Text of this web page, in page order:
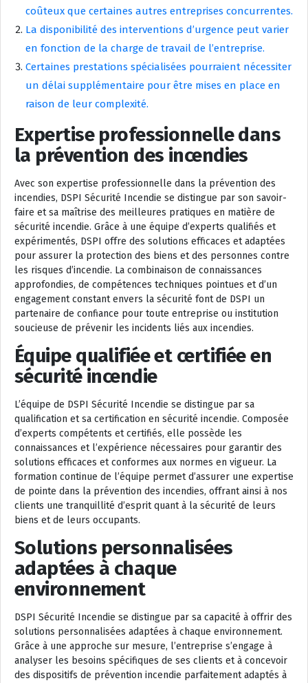
coûteux que certaines autres entreprises concurrentes.
La disponibilité des interventions d’urgence peut varier
en fonction de la charge de travail de l’entreprise.
Certaines prestations spécialisées pourraient nécessiter
un délai supplémentaire pour être mises en place en
raison de leur complexité.
Expertise professionnelle dans
la prévention des incendies
Avec son expertise professionnelle dans la prévention des
incendies, DSPI Sécurité Incendie se distingue par son savoir-
faire et sa maîtrise des meilleures pratiques en matière de
sécurité incendie. Grâce à une équipe d’experts qualifiés et
expérimentés, DSPI offre des solutions efficaces et adaptées
pour assurer la protection des biens et des personnes contre
les risques d’incendie. La combinaison de connaissances
approfondies, de compétences techniques pointues et d’un
engagement constant envers la sécurité font de DSPI un
partenaire de confiance pour toute entreprise ou institution
soucieuse de prévenir les incidents liés aux incendies.
Équipe qualifiée et certifiée en
sécurité incendie
L’équipe de DSPI Sécurité Incendie se distingue par sa
qualification et sa certification en sécurité incendie. Composée
d’experts compétents et certifiés, elle possède les
connaissances et l’expérience nécessaires pour garantir des
solutions efficaces et conformes aux normes en vigueur. La
formation continue de l’équipe permet d’assurer une expertise
de pointe dans la prévention des incendies, offrant ainsi à nos
clients une tranquillité d’esprit quant à la sécurité de leurs
biens et de leurs occupants.
Solutions personnalisées
adaptées à chaque
environnement
DSPI Sécurité Incendie se distingue par sa capacité à offrir des
solutions personnalisées adaptées à chaque environnement.
Grâce à une approche sur mesure, l’entreprise s’engage à
analyser les besoins spécifiques de ses clients et à concevoir
des dispositifs de prévention incendie parfaitement adaptés à